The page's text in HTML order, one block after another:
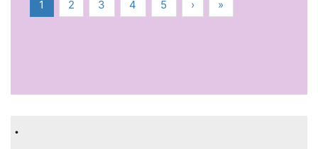
1 2 3 4 5 › »
.